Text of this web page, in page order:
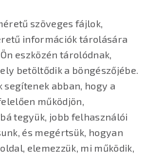
szöveges fájlok,
információk tárolására
eszközén tárolódnak,
betöltődik a böngészőjébe.
segítenek abban, hogy a
működjön,
tegyük, jobb felhasználói
és megértsük, hogyan
elemezzük, mi működik,